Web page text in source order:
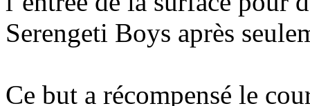
Serengeti Boys après
Ce but a récompensé le